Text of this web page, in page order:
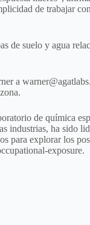
de trabajar
de suelo y agua
a
de química
industrias, ha sido
para explorar los
exposure.